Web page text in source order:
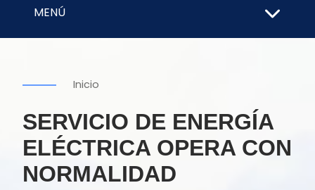
MENÚ
Inicio
SERVICIO DE ENERGÍA
ELÉCTRICA OPERA CON
NORMALIDAD